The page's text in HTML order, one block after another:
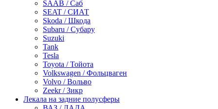
SAAB / Саб
SEAT / СИАТ
Skoda / Шкода
Subaru / Субару
Suzuki
Tank
Tesla
Toyota / Тойота
Volkswagen / Фольцваген
Volvo / Вольво
Zeekr / Зикр
Лекала на задние полусферы